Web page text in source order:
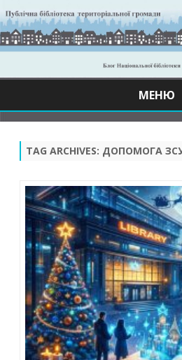
МЕНЮ
TAG ARCHIVES: ДОПОМОГА